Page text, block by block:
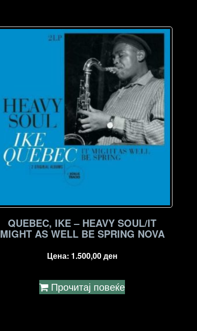
QUEBEC, IKE – HEAVY SOUL/IT
MIGHT AS WELL BE SPRING NOVA
Цена: 1.500,00ден
Прочитај повеќе